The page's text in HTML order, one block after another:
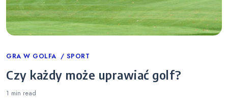
Categories
GRA W GOLFA SPORT
Czy każdy może uprawiać golf?
1 min read